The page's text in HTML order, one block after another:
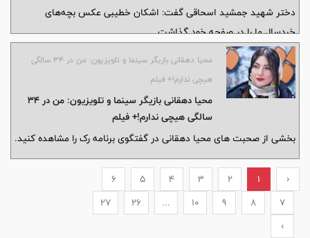
دختر شهید جمشید اسحاقی گفت: اشکان خطیبی عکس بچه‌های
خردسال ما را در صفحه خود گذاشت
محیا دهقانی بازیگر سینما و تلویزیون: من در ۳۴ سالگی
هیچی ندارم!+ فیلم
محیا دهقانی بازیگر سینما و تلویزیون: من در ۳۴
سالگی هیچی ندارم!+ فیلم
بخشی از صحبت های محیا دهقانی در گفتگوی برنامه رک را مشاهده کنید‌.
‹
1
2
3
4
5
6
7
8
9
10
...
26
27
›